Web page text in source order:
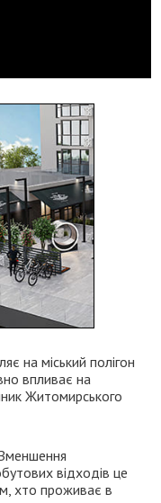
на міський полігон
впливає на
Житомирського
відходів це
хто проживає в